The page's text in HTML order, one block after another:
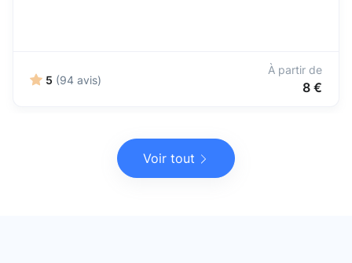
5 (94 avis)
À partir de
8 €
Voir tout